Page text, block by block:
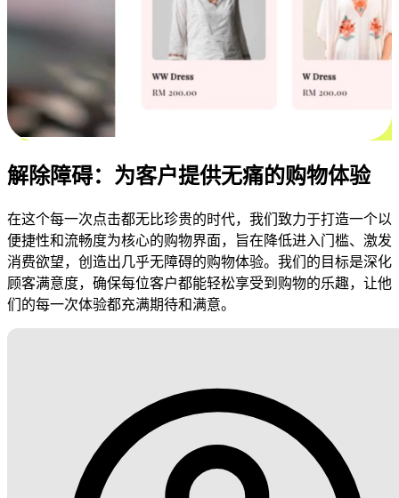
解除障碍：为客户提供无痛的购物体验
在这个每一次点击都无比珍贵的时代，我们致力于打造一个以
便捷性和流畅度为核心的购物界面，旨在降低进入门槛、激发
消费欲望，创造出几乎无障碍的购物体验。我们的目标是深化
顾客满意度，确保每位客户都能轻松享受到购物的乐趣，让他
们的每一次体验都充满期待和满意。